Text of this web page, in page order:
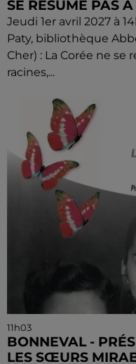
SE RÉSUME PAS
Jeudi 1er avril 2027 à
Paty, bibliothèque
Cher) : La Corée ne se
racines,...
11h03
BONNEVAL -
LES SŒURS